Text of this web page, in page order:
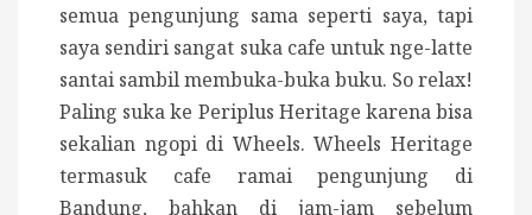
semua pengunjung sama seperti saya, tapi
saya sendiri sangat suka cafe untuk nge-latte
santai sambil membuka-buka buku. So relax!
Paling suka ke Periplus Heritage karena bisa
sekalian ngopi di Wheels. Wheels Heritage
termasuk cafe ramai pengunjung di
Bandung, bahkan di jam-jam sebelum